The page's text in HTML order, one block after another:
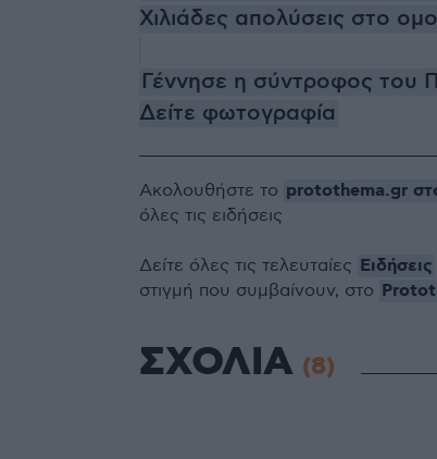
Χιλιάδες απολύσεις στο
Γέννησε η σύντροφος του
Δείτε φωτογραφία
Ακολουθήστε το protothema.gr
όλες τις ειδήσεις
Δείτε όλες τις τελευταίες Ειδήσεις
στιγμή που συμβαίνουν, στο
ΣΧΟΛΙΑ (8)